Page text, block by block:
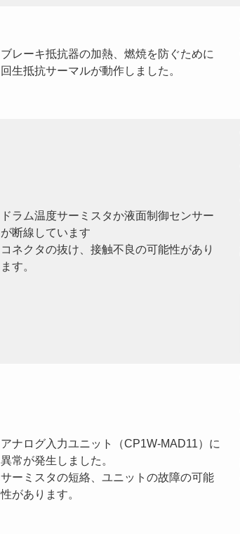
ブレーキ抵抗器の加熱、燃焼を防ぐために
回生抵抗サーマルが動作しました。
ドラム温度サーミスタか液面制御センサー
が断線しています
コネクタの抜け、接触不良の可能性があり
ます。
アナログ入力ユニット（CP1W-MAD11）に
異常が発生しました。
サーミスタの短絡、ユニットの故障の可能
性があります。